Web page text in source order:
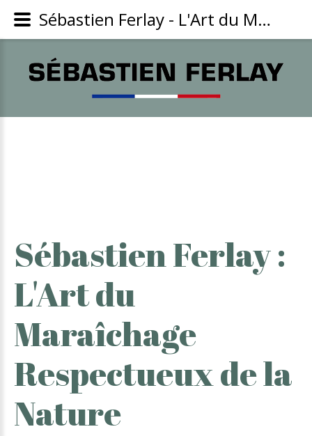
SébastienFerlay:
L'Artdu
Maraîchage
Respectueuxdela
Nature
Sébastien Ferlay - L'Art du Maraîchage Respectueux de la Nature